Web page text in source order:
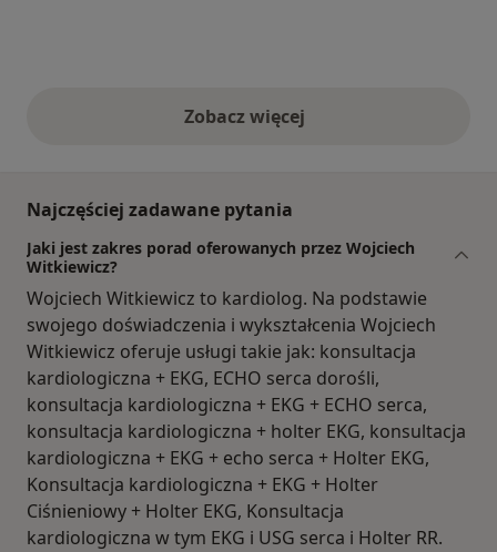
Zobacz więcejopinie powyżej
Najczęściej zadawane pytania
Jaki jest zakres porad oferowanych przez Wojciech
Witkiewicz?
Wojciech Witkiewicz to kardiolog. Na podstawie
swojego doświadczenia i wykształcenia Wojciech
Witkiewicz oferuje usługi takie jak: konsultacja
kardiologiczna + EKG, ECHO serca dorośli,
konsultacja kardiologiczna + EKG + ECHO serca,
konsultacja kardiologiczna + holter EKG, konsultacja
kardiologiczna + EKG + echo serca + Holter EKG,
Konsultacja kardiologiczna + EKG + Holter
Ciśnieniowy + Holter EKG, Konsultacja
kardiologiczna w tym EKG i USG serca i Holter RR.